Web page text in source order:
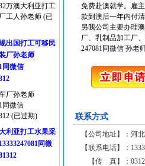
万澳大利亚打工
工人孙老师 (已
出国打工可移民
厂孙老师
同微信
厂孙老师
同微信
(已过期)
利亚打工水果采
同微
免费赴澳就学。雇
款到澳后一年内付清
另我公司主要办理
厂、乳制品加工厂
247081同微信 孙老
联系方式
【公司地址】： 河
【联系电话】：
【传 真】：